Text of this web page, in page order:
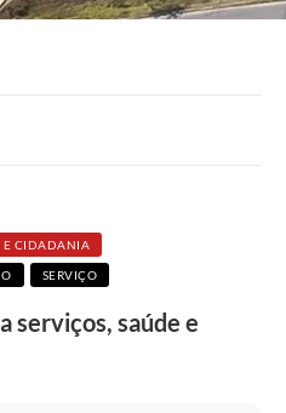
E CIDADANIA
SERVIÇO
serviços, saúde e
c
â
n
a